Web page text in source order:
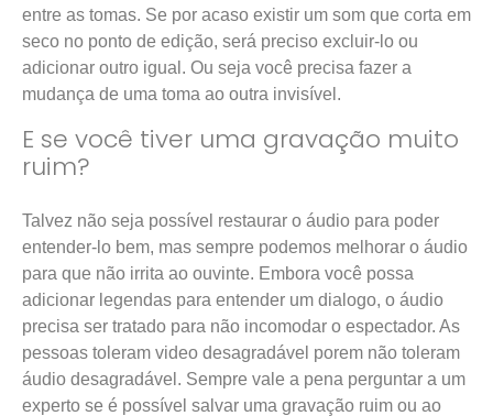
entre as tomas. Se por acaso existir um som que corta em
seco no ponto de edição, será preciso excluir-lo ou
adicionar outro igual. Ou seja você precisa fazer a
mudança de uma toma ao outra invisível.
E se você tiver uma gravação muito
ruim?
Talvez não seja possível restaurar o áudio para poder
entender-lo bem, mas sempre podemos melhorar o áudio
para que não irrita ao ouvinte. Embora você possa
adicionar legendas para entender um dialogo, o áudio
precisa ser tratado para não incomodar o espectador. As
pessoas toleram video desagradável porem não toleram
áudio desagradável. Sempre vale a pena perguntar a um
experto se é possível salvar uma gravação ruim ou ao